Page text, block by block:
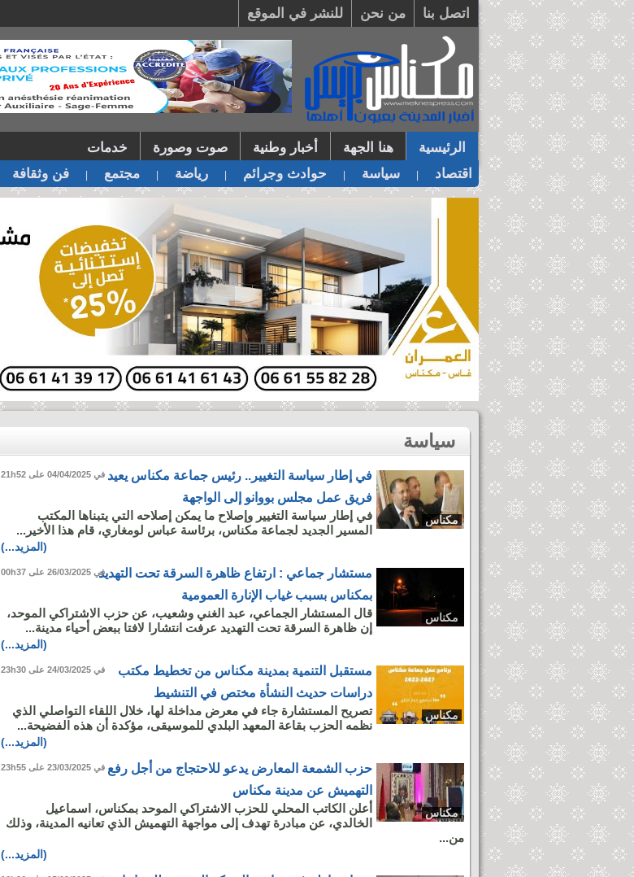
اتصل بنا من نحن للنشر في الموقع
الرئيسية
اقتصاد
سياسة حوادث وجرائم رياضة مجتمع فن وثقافة
هنا الجهة أخبار وطنية صوت وصورة خدمات
مكناس
في إطار سياسة التغيير.. رئيس جماعة مكناس يعيد
فريق عمل مجلس بووانو إلى الواجهة
في إطار سياسة التغيير وإصلاح ما يمكن إصلاحه التي يتبناها المكتب
المسير الجديد لجماعة مكناس، برئاسة عباس لومغاري، قام هذا الأخير...
(المزيد...)
في 04/04/2025 على 21h52
مكناس
مستشار جماعي : ارتفاع ظاهرة السرقة تحت التهديد
بمكناس بسبب غياب الإنارة العمومية
قال المستشار الجماعي، عبد الغني وشعيب، عن حزب الاشتراكي الموحد،
إن ظاهرة السرقة تحت التهديد عرفت انتشارا لافتا ببعض أحياء مدينة...
(المزيد...)
في 26/03/2025 على 00h37
مكناس
مستقبل التنمية بمدينة مكناس من تخطيط مكتب
دراسات حديث النشأة مختص في التنشيط
تصريح المستشارة جاء في معرض مداخلة لها، خلال اللقاء التواصلي الذي
نظمه الحزب بقاعة المعهد البلدي للموسيقى، مؤكدة أن هذه الفضيحة...
(المزيد...)
في 24/03/2025 على 23h30
مكناس
حزب الشمعة المعارض يدعو للاحتجاج من أجل رفع
التهميش عن مدينة مكناس
أعلن الكاتب المحلي للحزب الاشتراكي الموحد بمكناس، اسماعيل
الخالدي، عن مبادرة تهدف إلى مواجهة التهميش الذي تعانيه المدينة، وذلك
من...
(المزيد...)
في 23/03/2025 على 23h55